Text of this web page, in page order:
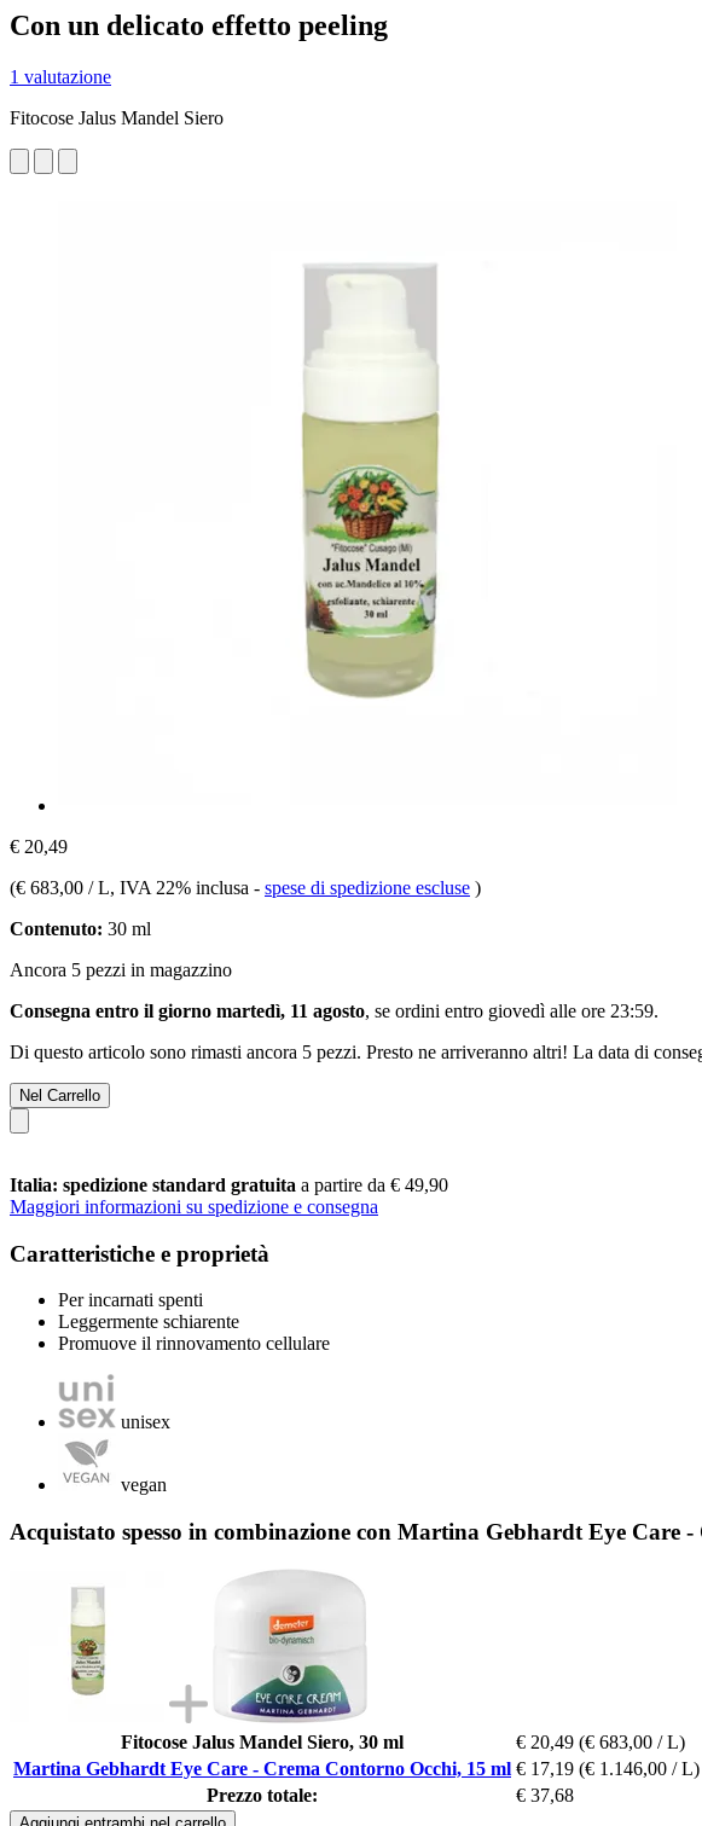
Con un delicato effetto peeling
1 valutazione
Fitocose Jalus Mandel Siero
€ 20,49
(€ 683,00 / L, IVA 22% inclusa - spese di spedizione escluse )
Contenuto: 30 ml
Ancora 5 pezzi in magazzino
Consegna entro il giorno martedì, 11 agosto, se ordini entro giovedì alle ore 23:59.
Di questo articolo sono rimasti ancora 5 pezzi. Presto ne arriveranno altri! La data di
Nel Carrello
Italia: spedizione standard gratuita a partire da € 49,90
Maggiori informazioni su spedizione e consegna
Caratteristiche e proprietà
Per incarnati spenti
Leggermente schiarente
Promuove il rinnovamento cellulare
unisex
vegan
Acquistato spesso in combinazione con Martina Gebhardt Eye Care
Fitocose Jalus Mandel Siero, 30 ml € 20,49 (€ 683,00 / L)
Martina Gebhardt Eye Care - Crema Contorno Occhi, 15 ml € 17,19 (€ 1.146,00 / L)
Prezzo totale:
€ 37,68